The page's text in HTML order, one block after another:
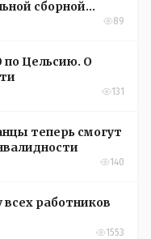
сборной
89
Цельсию. О
131
теперь смогут
140
всех работников
1553